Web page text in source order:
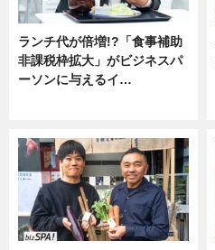
ランチ代が倍増!?「食事補助
非課税枠拡大」がビジネスパ
ーソンに与えるイ…